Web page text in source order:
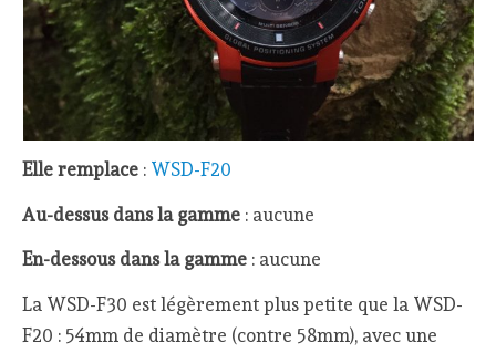
Elle remplace : WSD-F20
Au-dessus dans la gamme : aucune
En-dessous dans la gamme : aucune
La WSD-F30 est légèrement plus petite que la WSD-
F20 : 54mm de diamètre (contre 58mm), avec une